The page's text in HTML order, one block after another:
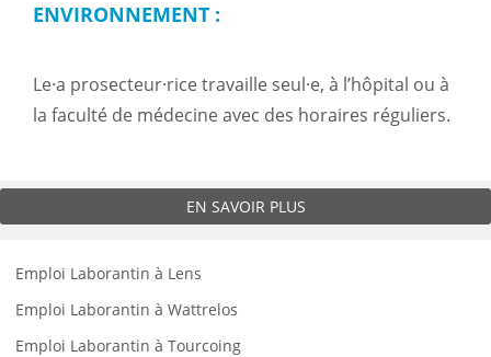
ENVIRONNEMENT :
Le·a prosecteur·rice travaille seul·e, à l’hôpital ou à
la faculté de médecine avec des horaires réguliers.
EN SAVOIR PLUS
Emploi Laborantin à Lens
Emploi Laborantin à Wattrelos
Emploi Laborantin à Tourcoing